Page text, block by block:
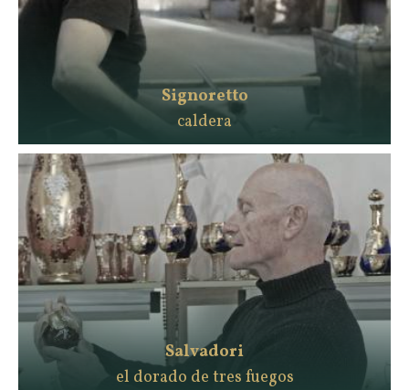
Signoretto
caldera
Salvadori
el dorado de tres fuegos